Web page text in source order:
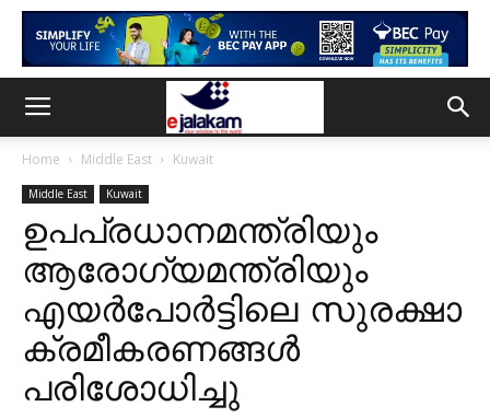
Home Middle East Kuwait
Middle East Kuwait
ഉപപ്രധാനമന്ത്രിയും
ആരോഗ്യമന്ത്രിയും
എയർപോർട്ടിലെ സുരക്ഷാ
ക്രമീകരണങ്ങൾ
പരിശോധിച്ചു